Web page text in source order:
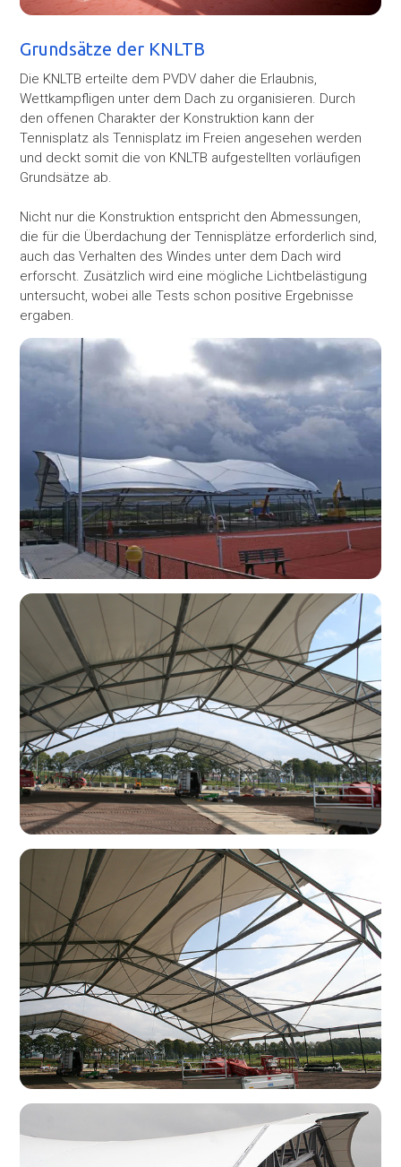
Grundsätze der KNLTB
Die KNLTB erteilte dem PVDV daher die Erlaubnis,
Wettkampfligen unter dem Dach zu organisieren. Durch
den offenen Charakter der Konstruktion kann der
Tennisplatz als Tennisplatz im Freien angesehen werden
und deckt somit die von KNLTB aufgestellten vorläufigen
Grundsätze ab.
Nicht nur die Konstruktion entspricht den Abmessungen,
die für die Überdachung der Tennisplätze erforderlich sind,
auch das Verhalten des Windes unter dem Dach wird
erforscht. Zusätzlich wird eine mögliche Lichtbelästigung
untersucht, wobei alle Tests schon positive Ergebnisse
ergaben.